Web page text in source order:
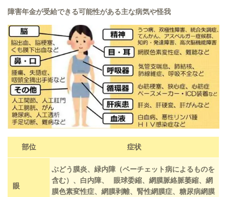
障害年金が受給できる可能性がある主な病気や怪我
部位 症状
眼
ぶどう膜炎、緑内障（ベーチェット病によるものを
含む）、白内障、 眼球委縮、網膜脈絡脈萎縮、網
膜色素変性症、網膜剥離、腎性網膜症、糖尿病網膜